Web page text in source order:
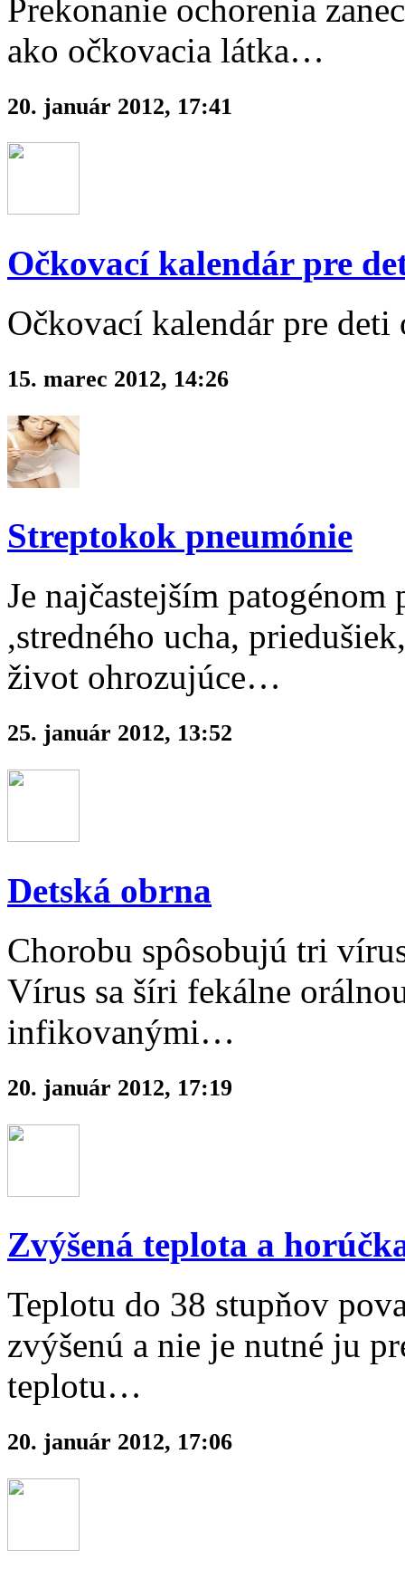
Prekonanie ochorenia
ako očkovacia látka…
20. január 2012, 17:41
Očkovací kalendár pre
Očkovací kalendár pre
15. marec 2012, 14:26
Streptokok pneumónie
Je najčastejším
,stredného ucha,
život ohrozujúce…
25. január 2012, 13:52
Detská obrna
Chorobu spôsobujú tri
Vírus sa šíri fekálne
infikovanými…
20. január 2012, 17:19
Zvýšená teplota a
Teplotu do 38 stupňov
zvýšenú a nie je nutné ju
teplotu…
20. január 2012, 17:06